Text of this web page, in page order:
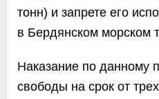
тонн) и запрете его
в Бердянском морском
Наказание по данному
свободы на срок от